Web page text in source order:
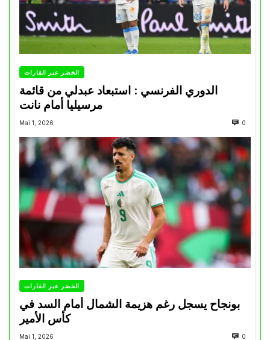
الخضر عبر القارات
الدوري الفرنسي : استبعاد عبدلي من قائمة
مرسيليا أمام نانت
Mai 1, 2026 0
الخضر عبر القارات
بونجاح يسجل رغم هزيمة الشمال أمام السد في
كأس الأمير
Mai 1, 2026 0